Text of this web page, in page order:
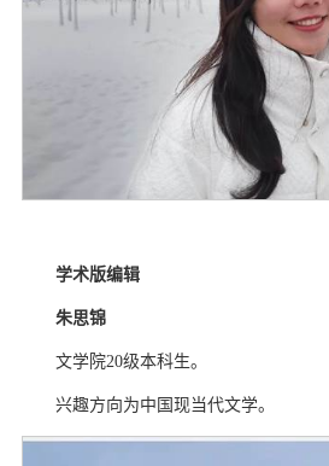
学术版编辑
朱思锦
文学院20级本科生。
兴趣方向为中国现当代文学。